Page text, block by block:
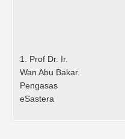
1. Prof Dr. Ir.
Wan Abu Bakar.
Pengasas
eSastera